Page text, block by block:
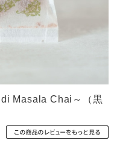
Masala Chai～（黒